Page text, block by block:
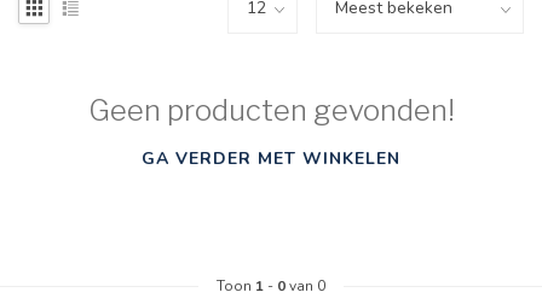
Geen producten gevonden!
GA VERDER MET WINKELEN
Toon 1 - 0van 0